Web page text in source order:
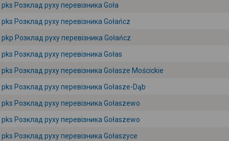
pks Розклад руху перевізника Goła
pks Розклад руху перевізника Gołańcz
pkp Розклад руху перевізника Gołańcz
pks Розклад руху перевізника Gołas
pks Розклад руху перевізника Gołasze Mościckie
pks Розклад руху перевізника Gołasze-Dąb
pks Розклад руху перевізника Gołaszewo
pks Розклад руху перевізника Gołaszewo
pks Розклад руху перевізника Gołaszyce